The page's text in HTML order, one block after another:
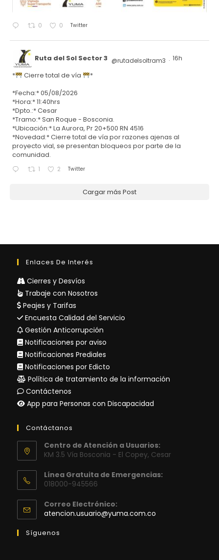
0 0 Twitter
Ruta del Sol Sector 3 @rutadelsoltram3 · 16h
* Cierre total de vía
*
*Fecha:* 05/08/2026
*Hora:* 11:40hrs
*Dpto.:* Cesar
*Tramo:* San Roque - Bosconia.
*Ubicación:* La Aurora, Pr 20+500 RN 4516
*Novedad:* Cierre total de vía por razones ajenas al
proyecto vial, se presentan bloqueos por parte de la
comunidad.
1 2 Twitter
Cargar más Post
Enlaces De Interés
Cierres y Desvíos
Trabaje con Nosotros
Peajes y Tarifas
Encuesta Calidad del Servicio
Gestión Anticorrupción
Notificaciones por aviso
Notificaciones Prediales
Notificaciones por Edicto
Política de tratamiento de la información
Contáctenos
App para Personas con Discapacidad
Contáctanos
Centro de Atención a Usuarios:
KM 3.5 Vía Bosconia - El Copey, Cesar
Línea Gratuita de Emergencias:
018000-945566
Correo Electrónico:
atencion.usuario@yuma.com.co
Síguenos